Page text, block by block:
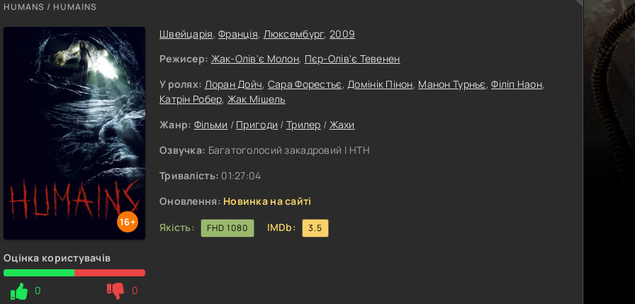
HUMANS / HUMAINS
16+
Оцінка користувачів
0 0
Швейцарія,Франція, Люксембург, 2009
Режисер: Жак-Олів'є Молон, Пєр-Олів'є Тевенен
У ролях: Лоран Дойч, Сара Форестьє,Домінік Пінон, Манон Турньє,Філіп Наон,
Катрін Робер, Жак Мішель
Жанр: Фільми / Пригоди /Трилер / Жахи
Озвучка: Багатоголосий закадровий | НТН
Тривалість: 01:27:04
Оновлення: Новинка на сайті
Якість:
FHD 1080 IMDb: 3.5